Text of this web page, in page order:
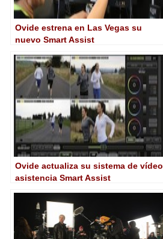
Ovide estrena en Las Vegas su
nuevo Smart Assist
Ovide actualiza su sistema de vídeo
asistencia Smart Assist